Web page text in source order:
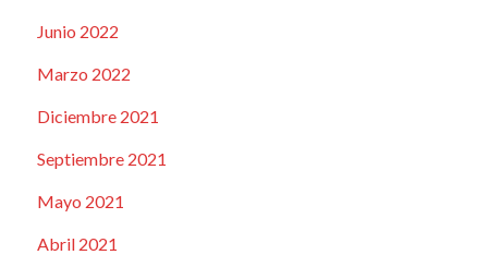
Junio 2022
Marzo 2022
Diciembre 2021
Septiembre 2021
Mayo 2021
Abril 2021